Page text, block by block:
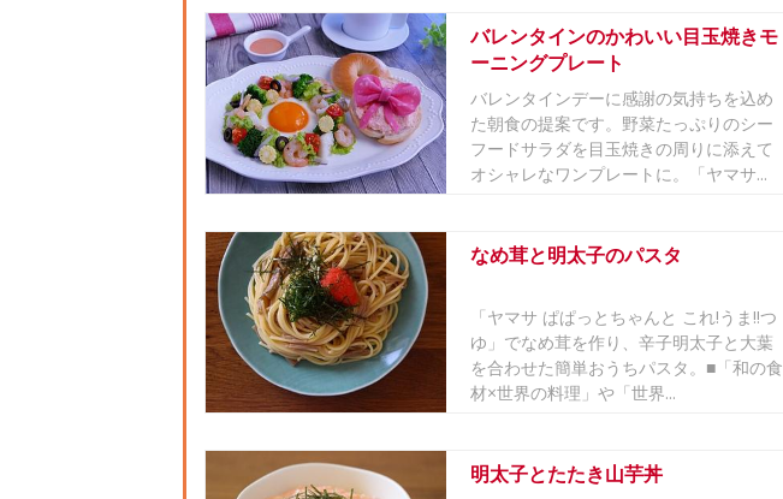
バレンタインのかわいい目玉焼きモ
ーニングプレート
バレンタインデーに感謝の気持ちを込め
た朝食の提案です。野菜たっぷりのシー
フードサラダを目玉焼きの周りに添えて
オシャレなワンプレートに。「ヤマサ...
なめ茸と明太子のパスタ
「ヤマサ ぱぱっとちゃんと これ!うま!!つ
ゆ」でなめ茸を作り、辛子明太子と大葉
を合わせた簡単おうちパスタ。■「和の食
材×世界の料理」や「世界...
明太子とたたき山芋丼